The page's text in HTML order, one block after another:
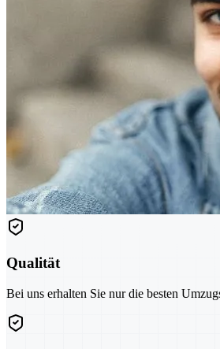
Qualität
Bei uns erhalten Sie nur die besten